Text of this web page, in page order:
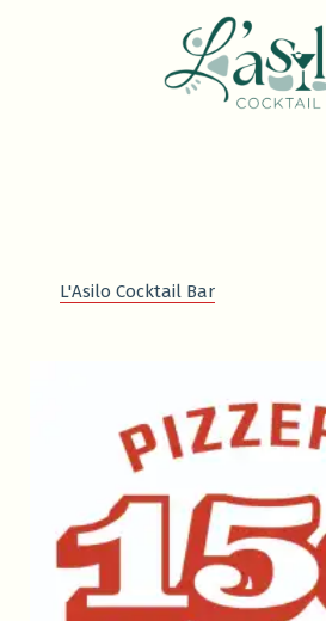
L'Asilo Cocktail Bar